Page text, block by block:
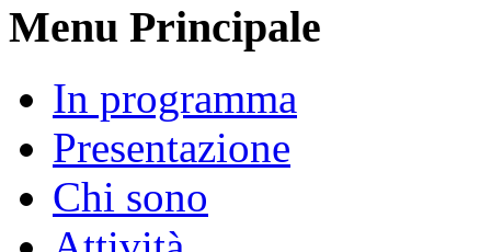
Menu Principale
In programma
Presentazione
Chi sono